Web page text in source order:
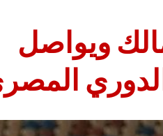
ويواصل